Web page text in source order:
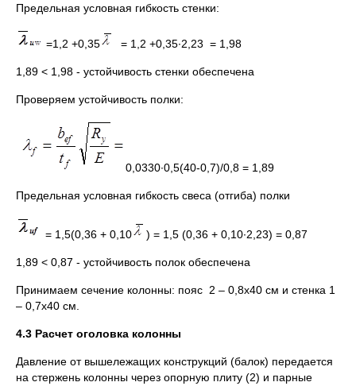
Предельная условная гибкость стенки:
=1,2 +0,35 = 1,2 +0,35∙2,23 = 1,98
1,89 < 1,98 - устойчивость стенки обеспечена
Проверяем устойчивость полки:
0,0330∙0,5(40-0,7)/0,8 = 1,89
Предельная условная гибкость свеса (отгиба) полки
= 1,5(0,36 + 0,10 ) = 1,5 (0,36 + 0,10∙2,23) = 0,87
1,89 < 0,87 - устойчивость полок обеспечена
Принимаем сечение колонны: пояс 2 – 0,8х40 см и стенка 1
– 0,7х40 см.
4.3 Расчет оголовка колонны
Давление от вышележащих конструкций (балок) передается
на стержень колонны через опорную плиту (2) и парные